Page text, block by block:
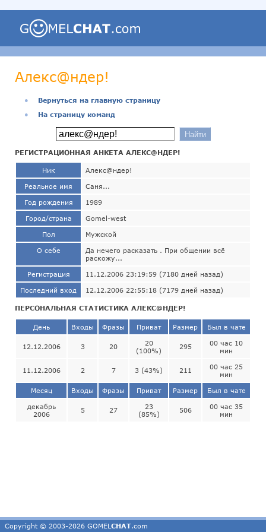
Алекс@ндер!
●
Вернуться на главную страницу
●
На страницу команд
РЕГИСТРАЦИОННАЯ АНКЕТА АЛЕКС@НДЕР!
Ник Алекс@ндер!
Реальное имя Саня...
Год рождения 1989
Город/страна Gomel-west
Пол Мужской
О себе
Да нечего расказать . При общении всё
раскожу...
Регистрация 11.12.2006 23:19:59 (7180 дней назад)
Последний вход 12.12.2006 22:55:18 (7179 дней назад)
ПЕРСОНАЛЬНАЯ СТАТИСТИКА АЛЕКС@НДЕР!
День Входы Фразы Приват Размер Был в чате
12.12.2006 3 20
20
(100%)
295
00 час 10
мин
11.12.2006 2 7 3 (43%) 211
00 час 25
мин
Месяц Входы Фразы Приват Размер Был в чате
декабрь
2006
5 27
23
(85%)
506
00 час 35
мин
Copyright © 2003-2026 GOMEL CHAT.com